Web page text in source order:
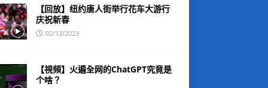
【回放】纽约唐人街举行花车大游行
庆祝新春
02/13/2023
【視頻】火遍全网的ChatGPT究竟是
个啥？